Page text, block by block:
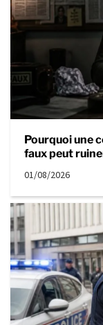
Pourquoi une
faux peut
01/08/2026